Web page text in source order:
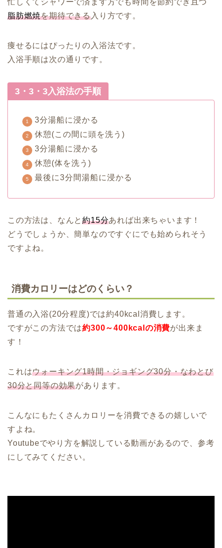
脂肪燃焼を期待できる入り方です。
痩せるにはぴったりの入浴法です。
入浴手順は次の通りです。
3・3・3入浴法の手順
3分湯船に浸かる
休憩(この間に頭を洗う)
3分湯船に浸かる
休憩(体を洗う)
最後に3分間湯船に浸かる
この方法は、なんと約15分あれば出来ちゃいます！
どうでしょうか、簡単なのですぐにでも始められそう
ですよね。
消費カロリーはどのくらい？
普通の入浴(20分程度)では約40kcal消費します。
ですがこの方法では約300～400kcalの消費が出来ま
す！
これはウォーキング1時間・ジョギング30分・なわとび
30分と同等の効果があります。
こんなにもたくさんカロリーを消費できるの嬉しいで
すよね。
Youtubeでやり方を解説している動画があるので、参考
にしてみてください。